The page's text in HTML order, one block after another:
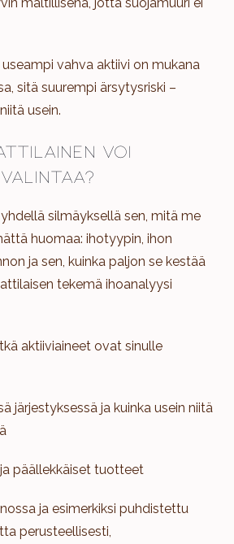
vahva aktiivi on mukana
sitä suurempi ärsytysriski –
usein.
voi
silmäyksellä sen, mitä me
huomaa: ihotyypin, ihon
ja sen, kuinka paljon se kestää
tekemä ihoanalyysi
aktiiviaineet ovat sinulle
järjestyksessä ja kuinka usein niitä
päällekkäiset tuotteet
ja esimerkiksi puhdistettu
perusteellisesti,